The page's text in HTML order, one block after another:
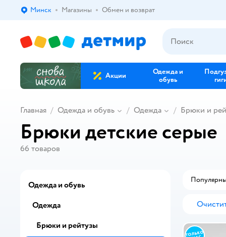
Выбор адреса доставки.
Минск Магазины Обмен и возврат
Акции
Одежда и
обувь
Главная Одежда и обувь Одежда Брюки и
Брюки детские серые
66 товаров
Одежда и обувь
Одежда
Брюки и рейтузы